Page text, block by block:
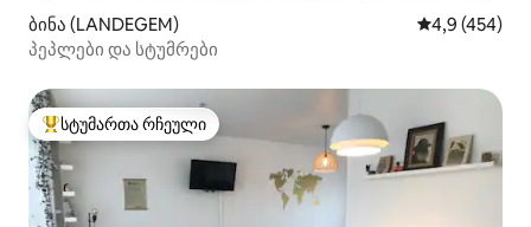
ბინა (LANDEGEM) საშუალო
4,9 (454)
პეპლები და სტუმრები
სტუმართა რჩეული მოწინავე ვარიანტი
სტუმართა რჩეული